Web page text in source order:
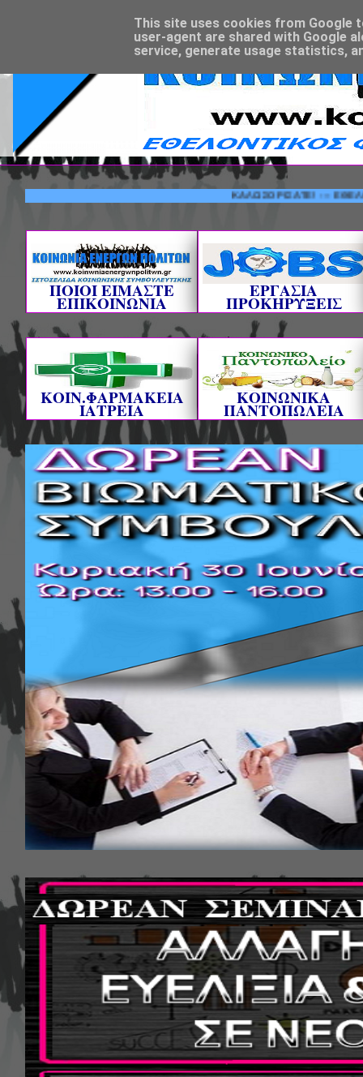
ΚΑΛΩΣΟΡΙΣΑΤΕ! ---
ΠΟΙΟΙ ΕΙΜΑΣΤΕ
ΕΠΙΚΟΙΝΩΝΙΑ
ΕΡΓΑΣΙΑ
ΠΡΟΚΗΡΥΞΕΙΣ
ΚΟΙΝ.ΦΑΡΜΑΚΕΙΑ
ΙΑΤΡΕΙΑ
ΚΟΙΝΩΝΙΚΑ
ΠΑΝΤΟΠΩΛΕΙΑ
This site uses cookies from Google
user-agent are shared with Google
service, generate usage statistics,